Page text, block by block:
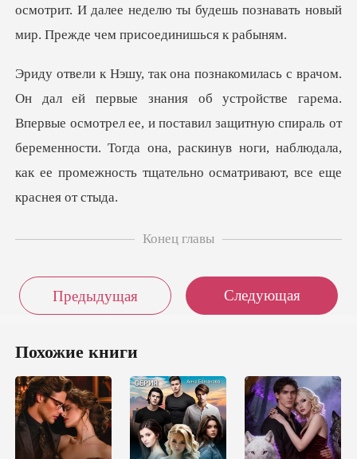
е гарема.
Впервые осмотрел ее, и поставил защитную спираль от
беременности. Тогда она, ра
Конец главы
Предыдущая Следующая
Похожие книги